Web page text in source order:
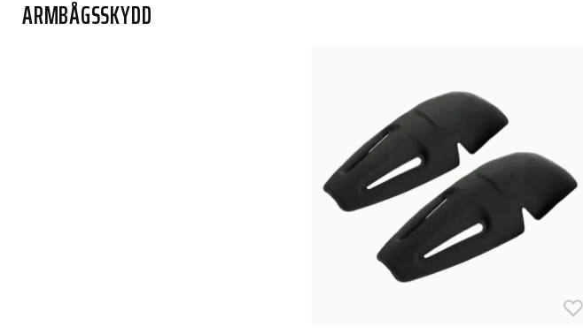
ARMBÅGSSKYDD